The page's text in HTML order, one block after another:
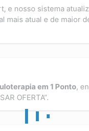
e nosso sistema
mais atual e de maior
em 1 Ponto,
OFERTA”.